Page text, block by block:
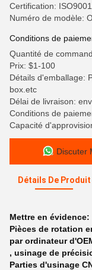
Certification:
Numéro de modèle:
Conditions de
Quantité de
Prix: $1-100
Détails d'emballage:
box.etc
Délai de livraison:
Conditions de
Capacité
Discuter
Détails De Produit
Mettre en évidence:
Pièces de rotation
par ordinateur
, usinage de
Parties d'usinage